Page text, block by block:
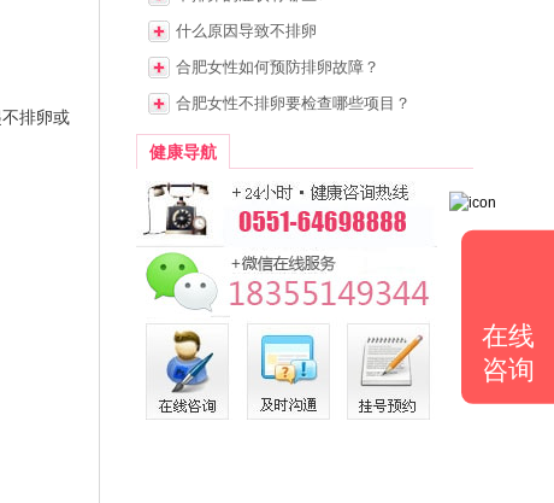
排卵或
什么原因导致不排卵
合肥女性如何预防排卵故障？
合肥女性不排卵要检查哪些项目？
健康导航
在线
咨询